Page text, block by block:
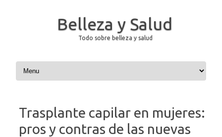
Belleza y Salud
Todo sobre belleza y salud
Saltar al contenido
Trasplante capilar en mujeres:
pros y contras de las nuevas